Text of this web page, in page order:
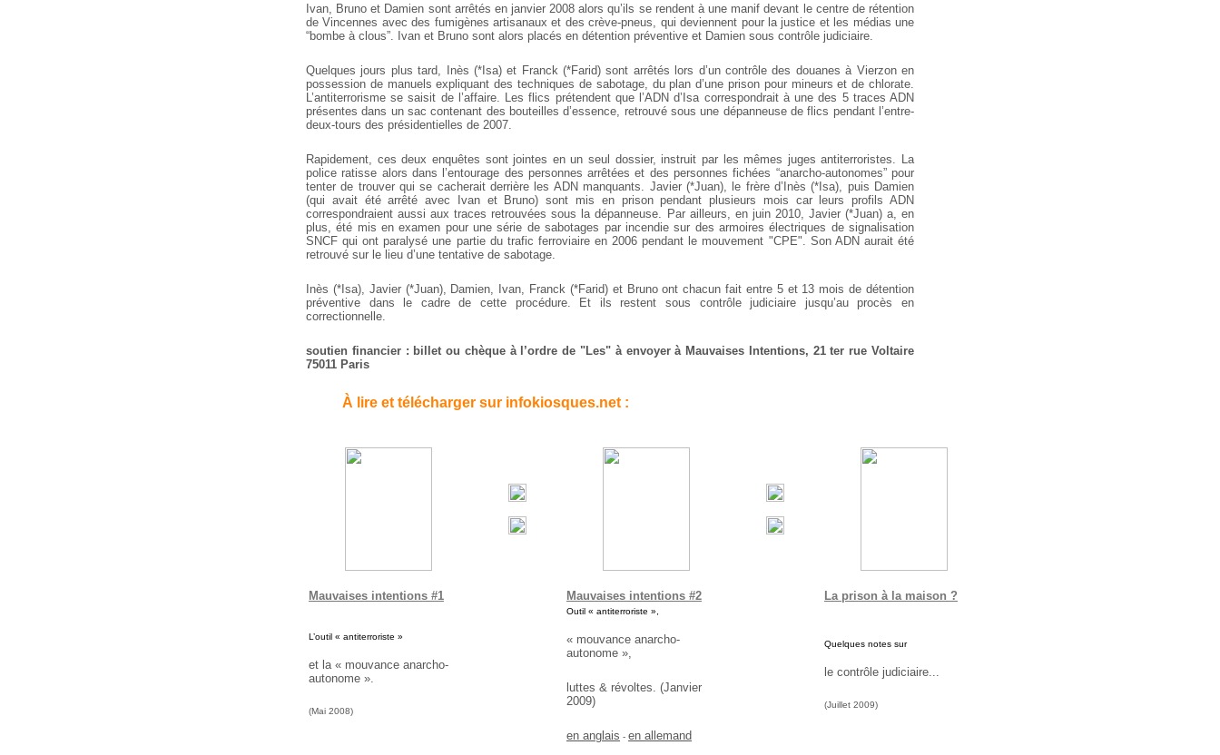
Ivan, Bruno et Damien sont arrêtés en janvier 2008 alors qu’ils se rendent à une manif devant le centre de rétention
de Vincennes avec des fumigènes artisanaux et des crève-pneus, qui deviennent pour la justice et les médias une
“bombe à clous”. Ivan et Bruno sont alors placés en détention préventive et Damien sous contrôle judiciaire.
Quelques jours plus tard, Inès (*Isa) et Franck (*Farid) sont arrêtés lors d’un contrôle des douanes à Vierzon en
possession de manuels expliquant des techniques de sabotage, du plan d’une prison pour mineurs et de chlorate.
L’antiterrorisme se saisit de l’affaire. Les flics prétendent que l’ADN d’Isa correspondrait à une des 5 traces ADN
présentes dans un sac contenant des bouteilles d’essence, retrouvé sous une dépanneuse de flics pendant l’entre-
deux-tours des présidentielles de 2007.
Rapidement, ces deux enquêtes sont jointes en un seul dossier, instruit par les mêmes juges antiterroristes. La
police ratisse alors dans l’entourage des personnes arrêtées et des personnes fichées “anarcho-autonomes” pour
tenter de trouver qui se cacherait derrière les ADN manquants. Javier (*Juan), le frère d’Inès (*Isa), puis Damien
(qui avait été arrêté avec Ivan et Bruno) sont mis en prison pendant plusieurs mois car leurs profils ADN
correspondraient aussi aux traces retrouvées sous la dépanneuse. Par ailleurs, en juin 2010, Javier (*Juan) a, en
plus, été mis en examen pour une série de sabotages par incendie sur des armoires électriques de signalisation
SNCF qui ont paralysé une partie du trafic ferroviaire en 2006 pendant le mouvement "CPE". Son ADN aurait été
retrouvé sur le lieu d’une tentative de sabotage.
Inès (*Isa), Javier (*Juan), Damien, Ivan, Franck (*Farid) et Bruno ont chacun fait entre 5 et 13 mois de détention
préventive dans le cadre de cette procédure. Et ils restent sous contrôle judiciaire jusqu’au procès en
correctionnelle.
soutien financier : billet ou chèque à l’ordre de "Les" à envoyer à Mauvaises Intentions, 21 ter rue Voltaire
75011 Paris
À lire et télécharger sur infokiosques.net :
Mauvaises intentions #1 Mauvaises intentions #2 La prison à la maison ?
L’outil « antiterroriste »
et la « mouvance anarcho-
autonome ».
(Mai 2008)
Outil « antiterroriste »,
« mouvance anarcho-
autonome »,
luttes & révoltes. (Janvier
2009)
en anglais - en allemand
Quelques notes sur
le contrôle judiciaire...
(Juillet 2009)